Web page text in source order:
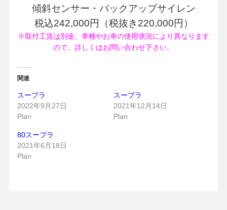
傾斜センサー・バックアップサイレン
税込242,000円（税抜き220,000円）
※取付工賃は別途、車種やお車の使用状況により異なります
ので、詳しくはお問い合わせ下さい。
関連
スープラ
2022年9月27日
Plan
スープラ
2021年12月14日
Plan
80スープラ
2021年6月18日
Plan